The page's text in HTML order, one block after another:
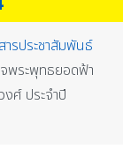
ารประชาสัมพันธ์
จพระพุทธยอดฟ้า
งศ์ ประจำปี